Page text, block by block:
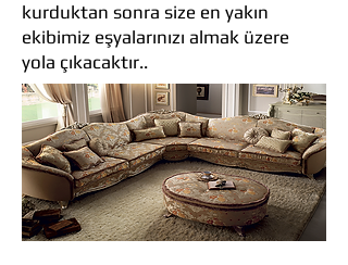
kurduktan sonra size en yakın
ekibimiz eşyalarınızı almak üzere
yola çıkacaktır..